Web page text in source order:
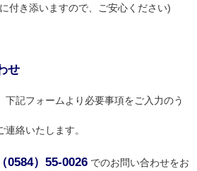
付き添いますので、ご安心ください)
せ
下記フォームより必要事項をご入力のう
絡いたします。
0584）55-0026でのお問い合わせをお